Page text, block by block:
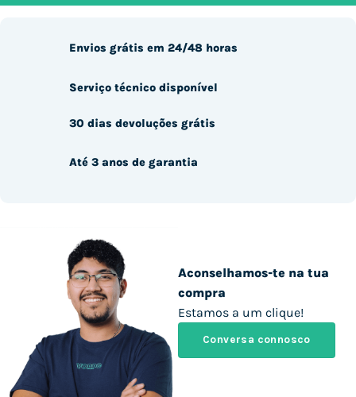
Aconselhamos-te na tua
compra
Estamos a um clique!
Conversa connosco
Envios grátis em 24/48 horas
Serviço técnico disponível
30 dias devoluções grátis
Até 3 anos de garantia